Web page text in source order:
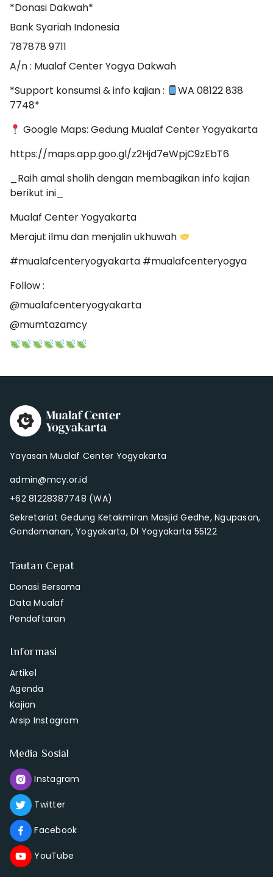
*Donasi Dakwah*
Bank Syariah Indonesia
787878 9711
A/n : Mualaf Center Yogya Dakwah
*Support konsumsi & info kajian :
WA 08122 838
7748*
Google Maps: Gedung Mualaf Center Yogyakarta
https://maps.app.goo.gl/z2Hjd7eWpjC9zEbT6
_Raih amal sholih dengan membagikan info kajian
berikut ini_
Mualaf Center Yogyakarta
Merajut ilmu dan menjalin ukhuwah
#mualafcenteryogyakarta #mualafcenteryogya
Follow :
@mualafcenteryogyakarta
@mumtazamcy
Yayasan Mualaf Center Yogyakarta
admin@mcy.or.id
+62 81228387748 (WA)
Sekretariat Gedung Ketakmiran Masjid Gedhe, Ngupasan,
Gondomanan, Yogyakarta, DI Yogyakarta 55122
Tautan Cepat
Donasi Bersama
Data Mualaf
Pendaftaran
Informasi
Artikel
Agenda
Kajian
Arsip Instagram
Media Sosial
Instagram
Twitter
Facebook
YouTube